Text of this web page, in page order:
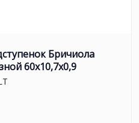
Бричиола
60x10,7x0,9